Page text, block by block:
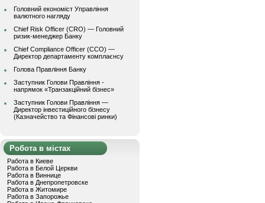
Головний економіст Управління
валютного нагляду
Chief Risk Officer (CRO) — Головний
ризик-менеджер Банку
Chief Compliance Officer (CCO) —
Директор департаменту комплаєнсу
Голова Правління Банку
Заступник Голови Правління -
напрямок «Транзакційний бізнес»
Заступник Голови Правління —
Директор інвестиційного бізнесу
(Казначейство та Фінансові ринки)
Робота в містах
Работа в Киеве
Работа в Белой Церкви
Работа в Виннице
Работа в Днепропетровске
Работа в Житомире
Работа в Запорожье